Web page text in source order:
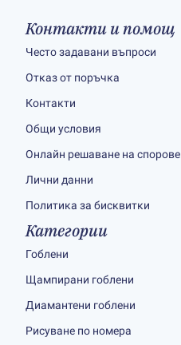
Контакти и помощ
Често задавани въпроси
Отказ от поръчка
Контакти
Общи условия
Онлайн решаване на спорове
Лични данни
Политика за бисквитки
Категории
Гоблени
Щампирани гоблени
Диамантени гоблени
Рисуване по номера